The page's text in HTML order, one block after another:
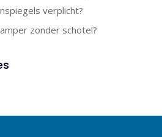
verplicht?
zonder schotel?